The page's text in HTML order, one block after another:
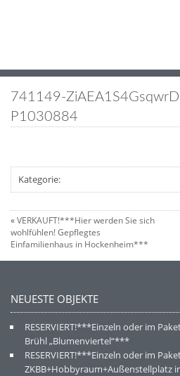
741149-
P1030884
Kategorie:
«VERKAUFT!***Hier werden Sie sich
wohlfühlen! Gepflegtes
Einfamilienhaus in Hockenheim***
NEUESTE OBJEKTE
RESERVIERT!***Einzeln oder im
Brühl „Blumenviertel“***
RESERVIERT!***Einzeln oder im
ZKBB+Hobbyraum+Außenstellplatz